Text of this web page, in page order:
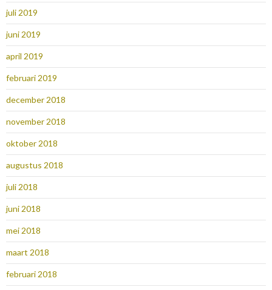
juli 2019
juni 2019
april 2019
februari 2019
december 2018
november 2018
oktober 2018
augustus 2018
juli 2018
juni 2018
mei 2018
maart 2018
februari 2018